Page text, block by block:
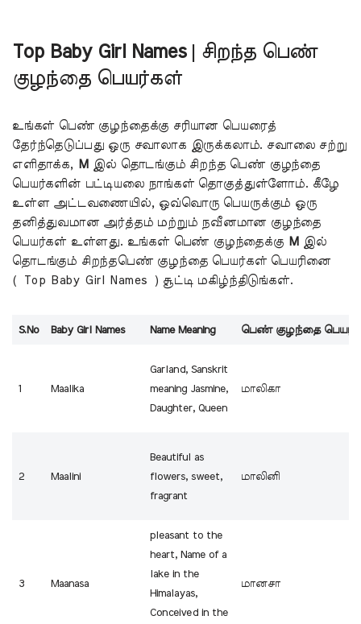
Top Baby Girl Names| சிறந்த பெண்
குழந்தை பெயர்கள்
உங்கள் பெண் குழந்தைக்கு சரியான பெயரைத்
தேர்ந்தெடுப்பது ஒரு சவாலாக இருக்கலாம். சவாலை சற்று
எளிதாக்க,
M
இல் தொடங்கும் சிறந்த பெண் குழந்தை
பெயர்களின் பட்டியலை நாங்கள் தொகுத்துள்ளோம். கீழே
உள்ள அட்டவணையில், ஒவ்வொரு பெயருக்கும் ஒரு
தனித்துவமான அர்த்தம் மற்றும் நவீனமான குழந்தை
பெயர்கள் உள்ளது. உங்கள் பெண் குழந்தைக்கு M
இல்
தொடங்கும் சிறந்தபெண் குழந்தை பெயர்கள் பெயரினை
( Top Baby Girl Names ) சூட்டி மகிழ்ந்திடுங்கள்.
S.No Baby Girl Names Name Meaning பெண் குழந்தை
1 Maalika
Garland, Sanskrit
meaning Jasmine,
Daughter, Queen
மாலிகா
2 Maalini
Beautiful as
flowers, sweet,
fragrant
மாலினி
3 Maanasa
pleasant to the
heart, Name of a
lake in the
Himalayas,
Conceived in the
மானசா